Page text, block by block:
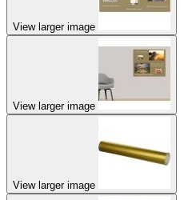
View larger image
View larger image
View larger image